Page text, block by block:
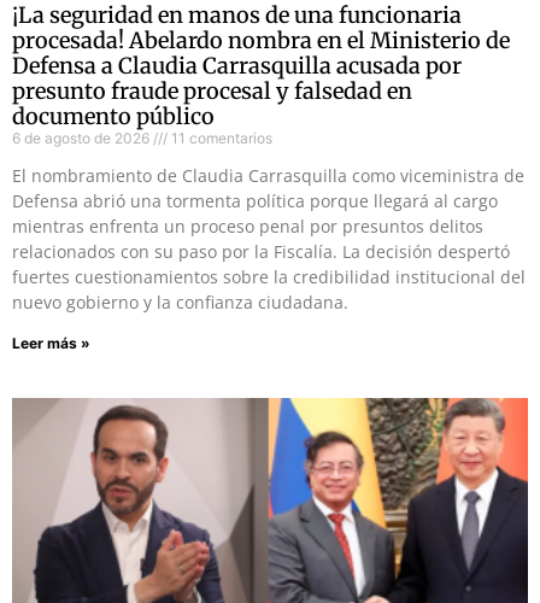
¡La seguridad en manos de una funcionaria
procesada! Abelardo nombra en el Ministerio de
Defensa a Claudia Carrasquilla acusada por
presunto fraude procesal y falsedad en
documento público
6 de agosto de 2026 11 comentarios
El nombramiento de Claudia Carrasquilla como viceministra de
Defensa abrió una tormenta política porque llegará al cargo
mientras enfrenta un proceso penal por presuntos delitos
relacionados con su paso por la Fiscalía. La decisión despertó
fuertes cuestionamientos sobre la credibilidad institucional del
nuevo gobierno y la confianza ciudadana.
Leer más »